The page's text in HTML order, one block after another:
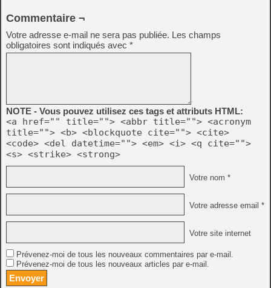
Commentaire ¬
Votre adresse e-mail ne sera pas publiée. Les champs
obligatoires sont indiqués avec *
NOTE - Vous pouvez utilisez ces tags et attributs HTML:
<a href="" title=""> <abbr title=""> <acronym
title=""> <b> <blockquote cite=""> <cite>
<code> <del datetime=""> <em> <i> <q cite="">
<s> <strike> <strong>
Votre nom *
Votre adresse email *
Votre site internet
Prévenez-moi de tous les nouveaux commentaires par e-mail.
Prévenez-moi de tous les nouveaux articles par e-mail.